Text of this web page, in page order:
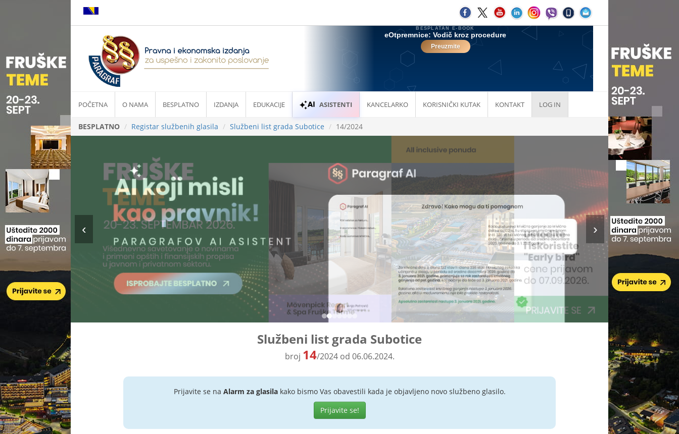
POČETNA O NAMA BESPLATNO IZDANJA EDUKACIJE ASISTENTI KANCELARKO KORISNIČKI KUTAK KONTAKT LOG IN
BESPLATNO Registar službenih glasila Službeni list grada Subotice 14/2024
Službeni list grada Subotice
broj 14/2024 od 06.06.2024.
Prijavite se na Alarm za glasilakako bismo Vas obavestili kada je objavljeno novo službeno glasilo.
Prijavite se!